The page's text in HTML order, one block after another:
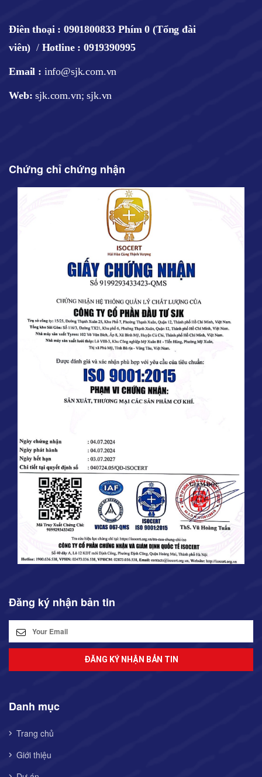
Điên thoại : 0901800833 Phím 0 (Tổng đài
viên) / Hotline : 0919390995
Email : info@sjk.com.vn
Web: sjk.com.vn; sjk.vn
Chứng chỉ chứng nhận
Đăng ký nhận bản tin
ĐĂNG KÝ NHẬN BẢN TIN
Danh mục
Trang chủ
Giới thiệu